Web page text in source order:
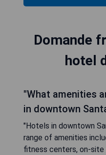
Domande
hotel
"What amenities
in downtown
"Hotels in downtown
range of amenities
fitness centers, on-site